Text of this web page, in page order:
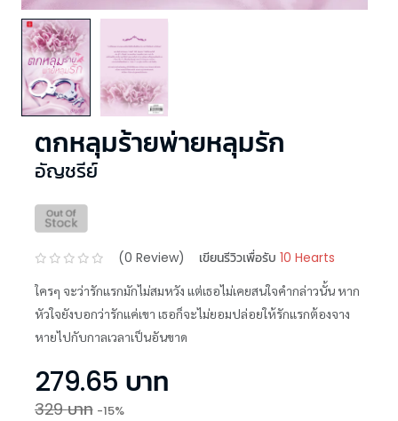
ตกหลุมร้ายพ่ายหลุมรัก
อัญชรีย์
(0 Review) เขียนรีวิวเพื่อรับ 10 Hearts
ใครๆ จะว่ารักแรกมักไม่สมหวัง แต่เธอไม่เคยสนใจคำกล่าวนั้น หาก
หัวใจยังบอกว่ารักแค่เขา เธอก็จะไม่ยอมปล่อยให้รักแรกต้องจาง
หายไปกับกาลเวลาเป็นอันขาด
279.65 บาท
329บาท -15%